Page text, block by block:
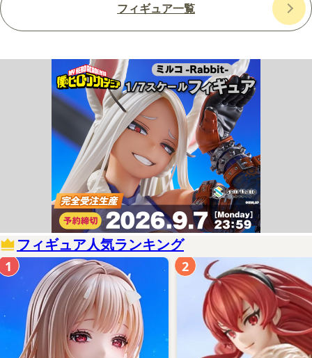
フィギュア一覧
フィギュア人気ランキング
1 2